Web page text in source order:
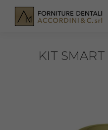
KIT SMART